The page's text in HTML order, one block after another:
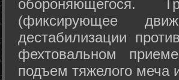
(фиксирующее
дестабилизации
фехтовальном
подъем тяжелого меча